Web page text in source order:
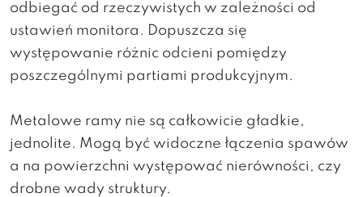
odbiegać od rzeczywistych w zależności od
ustawień monitora. Dopuszcza się
występowanie różnic odcieni pomiędzy
poszczególnymi partiami produkcyjnym.
Metalowe ramy nie są całkowicie gładkie,
jednolite. Mogą być widoczne łączenia spawów
a na powierzchni występować nierówności, czy
drobne wady struktury.